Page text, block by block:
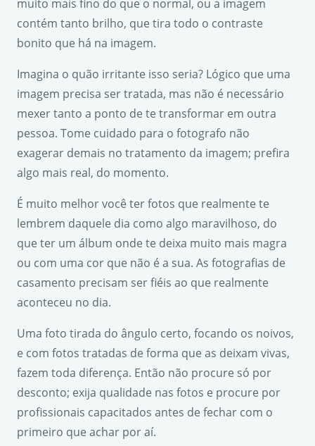
muito mais fino do que o normal, ou a imagem
contém tanto brilho, que tira todo o contraste
bonito que há na imagem.
Imagina o quão irritante isso seria? Lógico que uma
imagem precisa ser tratada, mas não é necessário
mexer tanto a ponto de te transformar em outra
pessoa. Tome cuidado para o fotografo não
exagerar demais no tratamento da imagem; prefira
algo mais real, do momento.
É muito melhor você ter fotos que realmente te
lembrem daquele dia como algo maravilhoso, do
que ter um álbum onde te deixa muito mais magra
ou com uma cor que não é a sua. As fotografias de
casamento precisam ser fiéis ao que realmente
aconteceu no dia.
Uma foto tirada do ângulo certo, focando os noivos,
e com fotos tratadas de forma que as deixam vivas,
fazem toda diferença. Então não procure só por
desconto; exija qualidade nas fotos e procure por
profissionais capacitados antes de fechar com o
primeiro que achar por aí.